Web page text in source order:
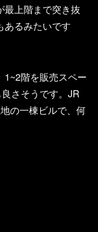
最上階まで突き抜
あるみたいです
1~2階を販売スペー
さそうです。JR
の一棟ビルで、何